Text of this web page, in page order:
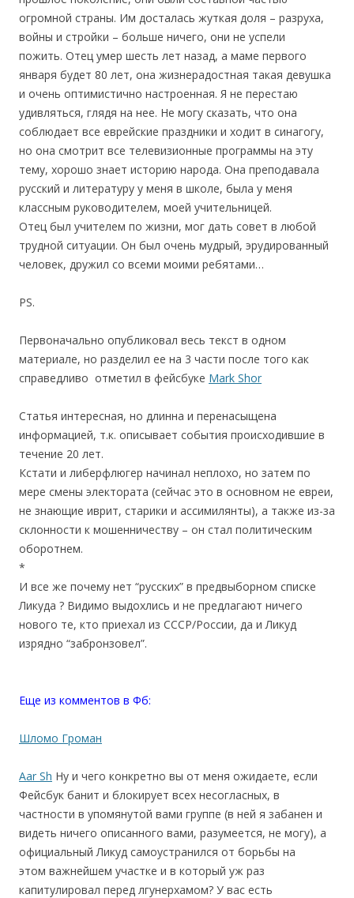
огромной страны. Им досталась жуткая доля – разруха,
войны и стройки – больше ничего, они не успели
пожить. Отец умер шесть лет назад, а маме первого
января будет 80 лет, она жизнерадостная такая девушка
и очень оптимистично настроенная. Я не перестаю
удивляться, глядя на нее. Не могу сказать, что она
соблюдает все еврейские праздники и ходит в синагогу,
но она смотрит все телевизионные программы на эту
тему, хорошо знает историю народа. Она преподавала
русский и литературу у меня в школе, была у меня
классным руководителем, моей учительницей.
Отец был учителем по жизни, мог дать совет в любой
трудной ситуации. Он был очень мудрый, эрудированный
человек, дружил со всеми моими ребятами…
PS.
Первоначально опубликовал весь текст в одном
материале, но разделил ее на 3 части после того как
справедливо отметил в фейсбуке Mark Shor
Статья интересная, но длинна и перенасыщена
информацией, т.к. описывает события происходившие в
течение 20 лет.
Кстати и либерфлюгер начинал неплохо, но затем по
мере смены электората (сейчас это в основном не евреи,
не знающие иврит, старики и ассимилянты), а также из-за
склонности к мошенничеству – он стал политическим
оборотнем.
*
И все же почему нет “русских” в предвыборном списке
Ликуда ? Видимо выдохлись и не предлагают ничего
нового те, кто приехал из СССР/России, да и Ликуд
изрядно “забронзовел”.
Еще из комментов в Фб:
Шломо Громан
Aar Sh Ну и чего конкретно вы от меня ожидаете, если
Фейсбук банит и блокирует всех несогласных, в
частности в упомянутой вами группе (в ней я забанен и
видеть ничего описанного вами, разумеется, не могу), а
официальный Ликуд самоустранился от борьбы на
этом важнейшем участке и в который уж раз
капитулировал перед лгунерхамом? У вас есть